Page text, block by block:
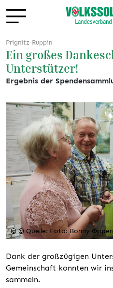
Prignitz-Ruppin
Ein großes
Unterstützer!
Ergebnis der
© © Quelle: Foto: Bonny
Dank der großzügigen
Gemeinschaft konnten wir
sammeln.